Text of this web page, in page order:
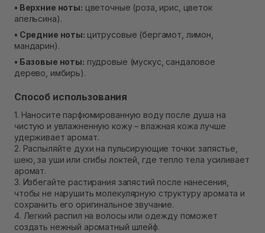
• Верхние ноты: цветочные (роза, ирис, цветок
апельсина).
• Средние ноты: цитрусовые (бергамот, лимон,
мандарин).
• Базовые ноты: пудровые (мускус, сандаловое
дерево, имбирь).
Способ использования
1. Наносите парфюмированную воду после душа на
чистую и увлажненную кожу – влажная кожа лучше
удерживает аромат.
2. Распыляйте духи на пульсирующие точки: запястье,
шею, за уши или сгибы локтей, где тепло тела усиливает
аромат.
3. Избегайте растирания запястий после нанесения,
чтобы не нарушить молекулярную структуру аромата и
сохранить его оригинальное звучание.
4. Легкий распил на волосы или одежду поможет
создать нежный ароматный шлейф.